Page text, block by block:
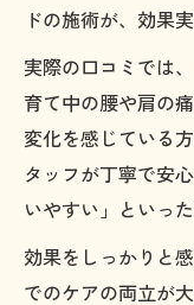
ドの施術が、効果
実際の口コミでは
育て中の腰や肩の
変化を感じている
タッフが丁寧で安
いやすい」といっ
効果をしっかりと
でのケアの両立が